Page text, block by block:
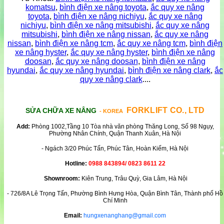
komatsu, bình điện xe nâng toyota, ắc quy xe nâng
toyota, bình điện xe nâng nichiyu, ắc quy xe nâng
nichiyu, bình điện xe nâng mitsubishi, ắc quy xe nâng
mitsubishi, bình điện xe nâng nissan, ắc quy xe nâng
nissan, bình điện xe nâng tcm, ắc quy xe nâng tcm, bình điện
xe nâng hyster, ắc quy xe nâng hyster, bình điện xe nâng
doosan, ắc quy xe nâng doosan, bình điện xe nâng
hyundai, ắc quy xe nâng hyundai, bình điện xe nâng clark, ắc
quy xe nâng clark....
SỬA CHỮA XE NÂNG - KOREA FORKLIFT CO., LTD
Add: Phòng 1002,Tầng 10 Tòa nhà văn phòng Thăng Long, Số 98 Ngụy,
Phường Nhân Chính, Quận Thanh Xuân, Hà Nội
- Ngách 3/20 Phúc Tấn, Phúc Tân, Hoàn Kiếm, Hà Nội
Hotline: 0988 843894/ 0823 8611 22
Shownroom: Kiên Trung, Trâu Quỳ, Gia Lâm, Hà Nội
- 726/8A Lê Trọng Tấn, Phường Bình Hưng Hòa, Quận Bình Tân, Thành phố Hồ
Chí Minh
Email: hungxenanghang@gmail.com